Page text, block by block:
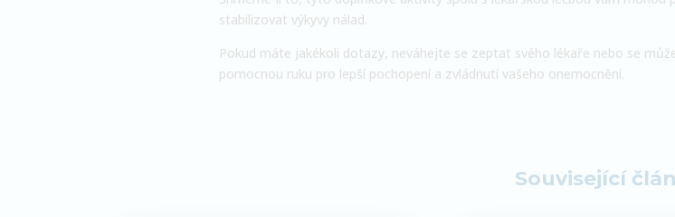
stabilizovat výkyvy nálad.
Pokud máte jakékoli dotazy, neváhejte se zeptat svého lékaře nebo se
pomocnou ruku pro lepší pochopení a zvládnutí vašeho onemocnění.
Související